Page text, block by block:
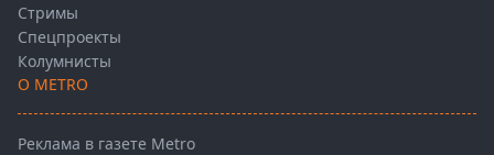
Стримы
Спецпроекты
Колумнисты
О METRO
Реклама в газете Metro